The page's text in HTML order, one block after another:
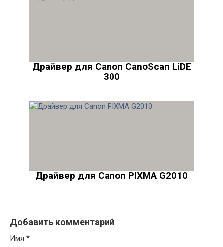
Драйвер для Canon CanoScan LiDE
300
Драйвер для Canon PIXMA G2010
Добавить комментарий
Имя *